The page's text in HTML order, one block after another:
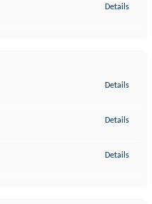
Details
Details
Details
Details